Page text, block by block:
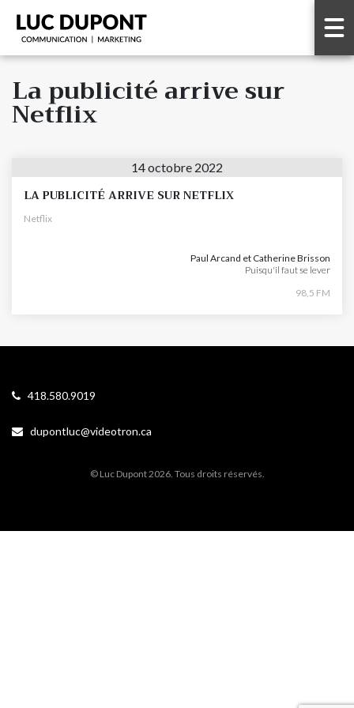
La publicité arrive sur
Netflix
14 octobre 2022
LA PUBLICITÉ ARRIVE SUR NETFLIX
Netflix
Paul Arcand et Catherine Brisson
Puisqu'il faut se lever
98,5 FM
418.580.9019
dupontluc@videotron.ca
© Luc Dupont 2026. Tous droits réservés.